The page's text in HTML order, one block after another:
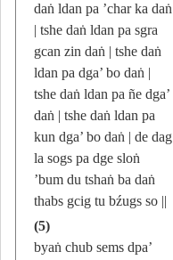
daṅ ldan pa ’char ka daṅ
| tshe daṅ ldan pa sgra
gcan zin daṅ | tshe daṅ
ldan pa dga’ bo daṅ |
tshe daṅ ldan pa ñe dga’
daṅ | tshe daṅ ldan pa
kun dga’ bo daṅ | de dag
la sogs pa dge sloṅ
’bum du tshaṅ ba daṅ
thabs gcig tu bźugs so ||
(5)
byaṅ chub sems dpa’